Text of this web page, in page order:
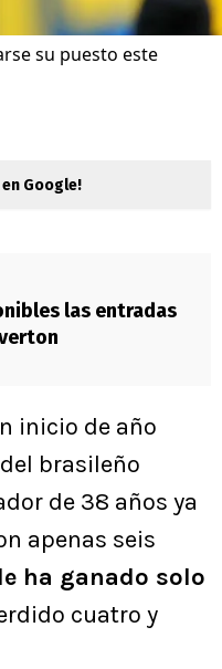
su puesto este
Google!
las entradas
inicio de año
brasileño
de 38 años ya
apenas seis
ha ganado solo
cuatro y